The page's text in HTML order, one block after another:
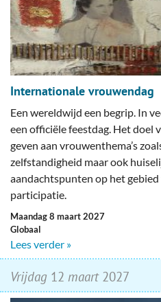
Internationale vrouwendag
Een wereldwijd een begrip. In
een officiële feestdag. Het doel
geven aan vrouwenthema’s
zelfstandigheid maar ook
aandachtspunten op het
participatie.
maandag 8 maart 2027
Globaal
Lees verder »
vrijdag 12 maart2027